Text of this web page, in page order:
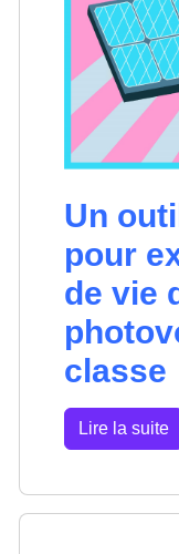
Un
pour
de vie
classe
Lire la suite